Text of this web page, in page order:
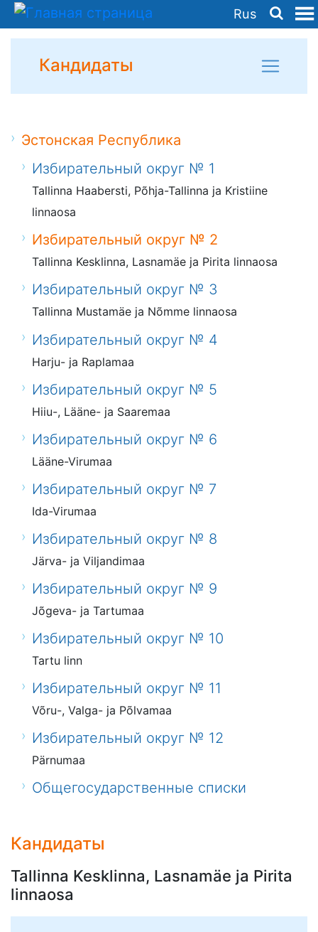
Rus
Кандидаты
Эстонская Республика
Избирательный округ № 1
Tallinna Haabersti, Põhja-Tallinna ja Kristiine
linnaosa
Избирательный округ № 2
Tallinna Kesklinna, Lasnamäe ja Pirita linnaosa
Избирательный округ № 3
Tallinna Mustamäe ja Nõmme linnaosa
Избирательный округ № 4
Harju- ja Raplamaa
Избирательный округ № 5
Hiiu-, Lääne- ja Saaremaa
Избирательный округ № 6
Lääne-Virumaa
Избирательный округ № 7
Ida-Virumaa
Избирательный округ № 8
Järva- ja Viljandimaa
Избирательный округ № 9
Jõgeva- ja Tartumaa
Избирательный округ № 10
Tartu linn
Избирательный округ № 11
Võru-, Valga- ja Põlvamaa
Избирательный округ № 12
Pärnumaa
Общегосударственные списки
Кандидаты
Tallinna Kesklinna, Lasnamäe ja Pirita
linnaosa